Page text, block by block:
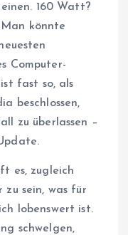
160 Watt?
könnte
Computer-
fast so, als
beschlossen,
zu überlassen –
es, zugleich
sein, was für
lobenswert ist.
schwelgen,